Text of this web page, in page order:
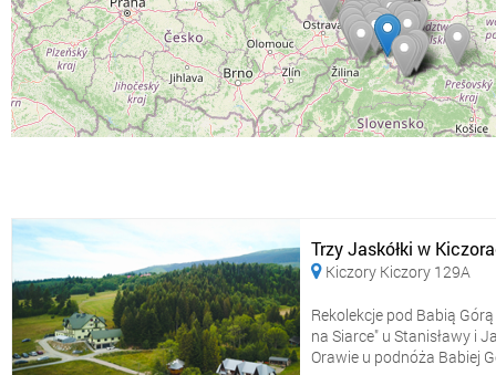
Trzy Jaskółki w
 Kiczory Kiczory 129A
Rekolekcje pod Babią
na Siarce" u Stanisławy i
Orawie u podnóża Babiej